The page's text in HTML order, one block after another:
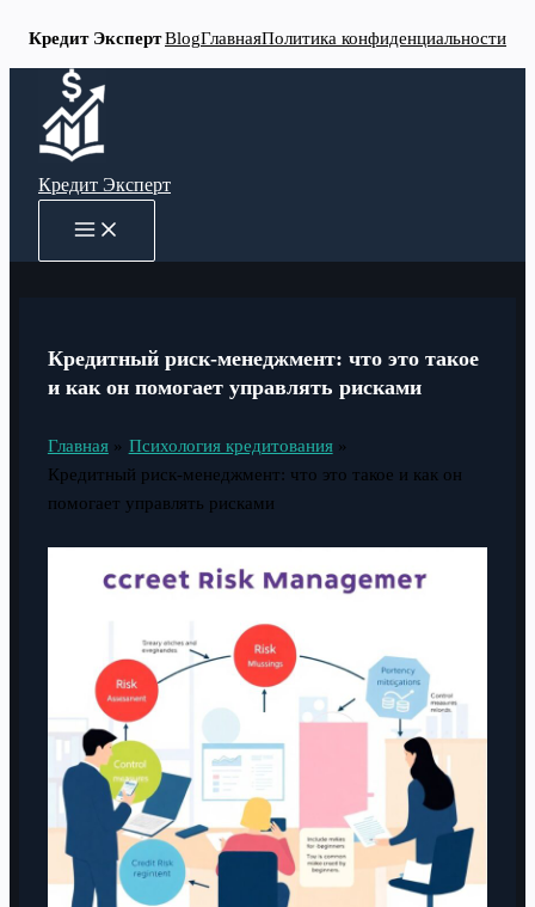
Кредит ЭкспертBlogГлавнаяПолитика конфиденциальности
Перейти
содержимому
Кредит Эксперт
MAIN
MENU
Кредитный риск-менеджмент: что это такое
и как он помогает управлять рисками
Главная
Психология кредитования
Кредитный риск-менеджмент: что это такое и как он
помогает управлять рисками